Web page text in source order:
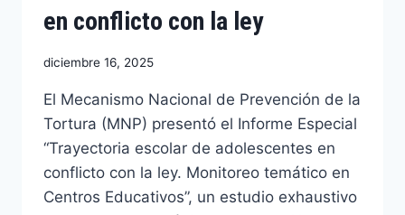
en conflicto con la ley
diciembre 16, 2025
El Mecanismo Nacional de Prevención de la
Tortura (MNP) presentó el Informe Especial
“Trayectoria escolar de adolescentes en
conflicto con la ley. Monitoreo temático en
Centros Educativos”, un estudio exhaustivo